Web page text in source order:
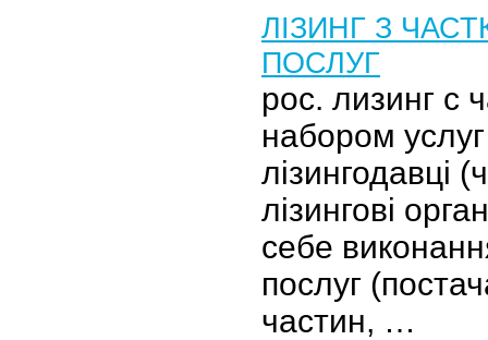
ЛІЗИНГ З
ПОСЛУГ
рос. лизинг с
набором услуг
лізингодавці
лізингові
себе
послуг
частин, …